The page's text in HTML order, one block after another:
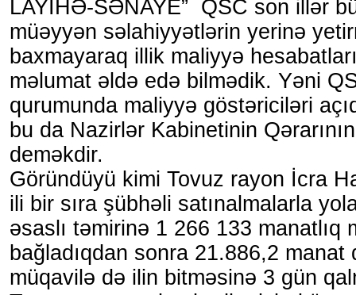
LAYİHƏ-SƏNAYE” QSC son illər
müəyyən səlahiyyətlərin yerinə
baxmayaraq illik maliyyə
məlumat əldə edə bilmədik. Yəni
qurumunda maliyyə göstəriciləri
bu da Nazirlər Kabinetinin
deməkdir.
Göründüyü kimi Tovuz rayon İcra
ili bir sıra şübhəli satınalmalarla
əsaslı təmirinə 1 266 133 manatlıq
bağladıqdan sonra 21.886,2 manat
müqavilə də ilin bitməsinə 3 gün